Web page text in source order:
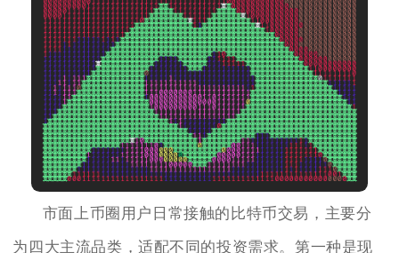
市面上币圈用户日常接触的比特币交易，主要分
为四大主流品类，适配不同的投资需求。第一种是现